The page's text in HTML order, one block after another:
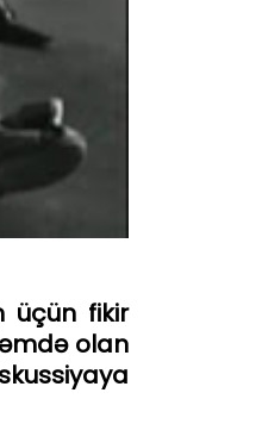
üçün fikir
mdə olan